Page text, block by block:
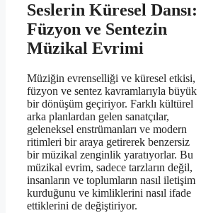
Seslerin Küresel Dansı:
Füzyon ve Sentezin
Müzikal Evrimi
Müziğin evrenselliği ve küresel etkisi,
füzyon ve sentez kavramlarıyla büyük
bir dönüşüm geçiriyor. Farklı kültürel
arka planlardan gelen sanatçılar,
geleneksel enstrümanları ve modern
ritimleri bir araya getirerek benzersiz
bir müzikal zenginlik yaratıyorlar. Bu
müzikal evrim, sadece tarzların değil,
insanların ve toplumların nasıl iletişim
kurduğunu ve kimliklerini nasıl ifade
ettiklerini de değiştiriyor.